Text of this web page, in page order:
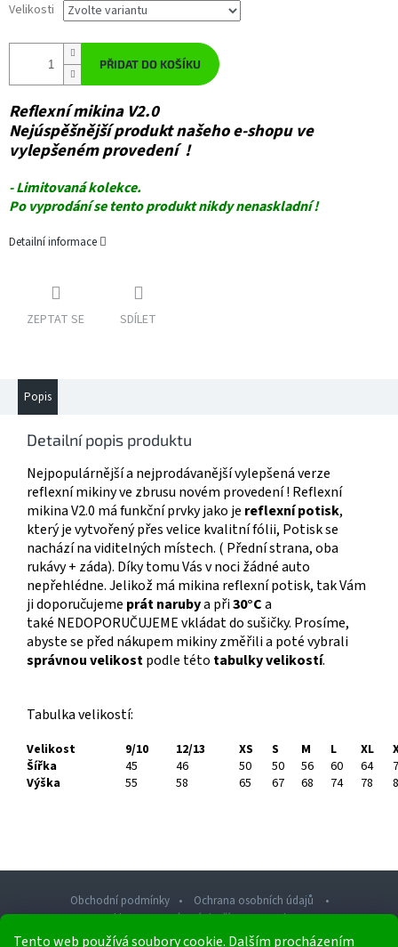
Tento web používá soubory cookie. Dalším procházením
Velikosti
PŘIDAT DO KOŠÍKU
Reflexní mikina V2.0
Nejúspěšnější produkt našeho e-shopu ve
vylepšeném provedení !
- Limitovaná kolekce.
Po vyprodání se tento produkt nikdy nenaskladní !
Detailní informace
ZEPTAT SE SDÍLET
Popis
Detailní popis produktu
Nejpopulárnější a nejprodávanější vylepšená verze
reflexní mikiny ve zbrusu novém provedení ! Reflexní
mikina V2.0 má funkční prvky jako je reflexní potisk,
který je vytvořený přes velice kvalitní fólii, Potisk se
nachází na viditelných místech. ( Přední strana, oba
rukávy + záda). Díky tomu Vás v noci žádné auto
nepřehlédne. Jelikož má mikina reflexní potisk, tak Vám
ji doporučujeme prát narubya při30°Ca
také NEDOPORUČUJEME vkládat do sušičky. Prosíme,
abyste se před nákupem mikiny změřili a poté vybrali
správnou velikostpodle této tabulky velikostí.
Tabulka velikostí:
Velikost 9/10 12/13 XS S M L XL
Šířka
45 46 50 50 56 60 64
Výška
55 58 65 67 68 74 78
Obchodní podmínky
Ochrana osobních údajů
Reklamace a vrácení zboží
Kontakty